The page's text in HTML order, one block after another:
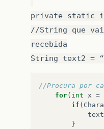
private static
//String que vai
recebida
String text2 =
//Procura por
for( int x =
if (
}